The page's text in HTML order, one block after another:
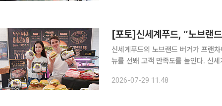
신세계푸드의 노브랜드 버거가 프랜
뉴를 선봬 고객 만족도를 높인다. 신세계푸드는 29일 서울 마포구 노브랜드 버거 홍대점 팝업스토
부한 육즙과 쫄깃한 식감이 특징인
2026-07-29 11:48